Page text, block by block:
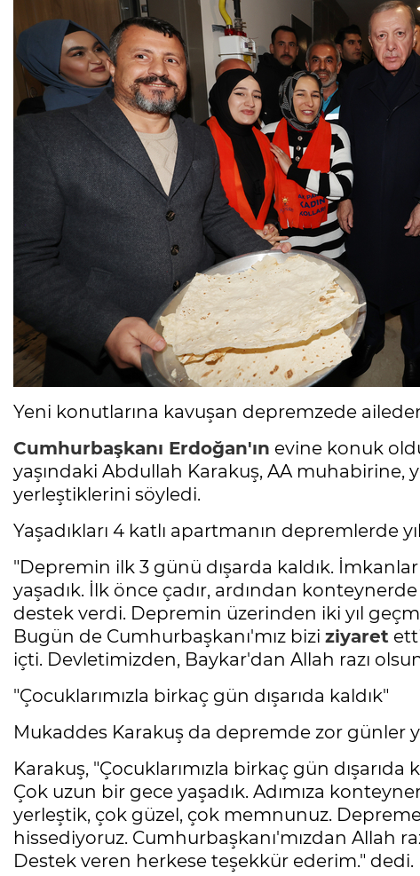
Yeni konutlarına kavuşan depremzede
Cumhurbaşkanı Erdoğan'ın evine konuk
yaşındaki Abdullah Karakuş, AA muhabirine,
yerleştiklerini söyledi.
Yaşadıkları 4 katlı apartmanın depremlerde
"Depremin ilk 3 günü dışarda kaldık.
yaşadık. İlk önce çadır, ardından
destek verdi. Depremin üzerinden iki yıl
Bugün de Cumhurbaşkanı'mız bizi ziyaret
içti. Devletimizden, Baykar'dan Allah razı
"Çocuklarımızla birkaç gün dışarıda kaldık"
Mukaddes Karakuş da depremde zor günler
Karakuş, "Çocuklarımızla birkaç gün
Çok uzun bir gece yaşadık. Adımıza
yerleştik, çok güzel, çok memnunuz.
hissediyoruz. Cumhurbaşkanı'mızdan Allah
Destek veren herkese teşekkür ederim." dedi.